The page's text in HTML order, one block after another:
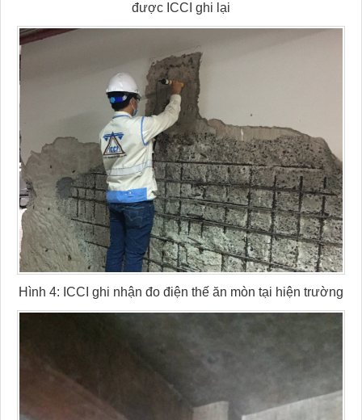
được ICCI ghi lại
Hình 4: ICCI ghi nhận đo điện thế ăn mòn tại hiện trường